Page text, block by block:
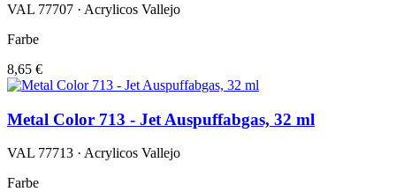
VAL 77707 · Acrylicos Vallejo
Farbe
8,65 €
Metal Color 713 - Jet Auspuffabgas, 32 ml
VAL 77713 · Acrylicos Vallejo
Farbe